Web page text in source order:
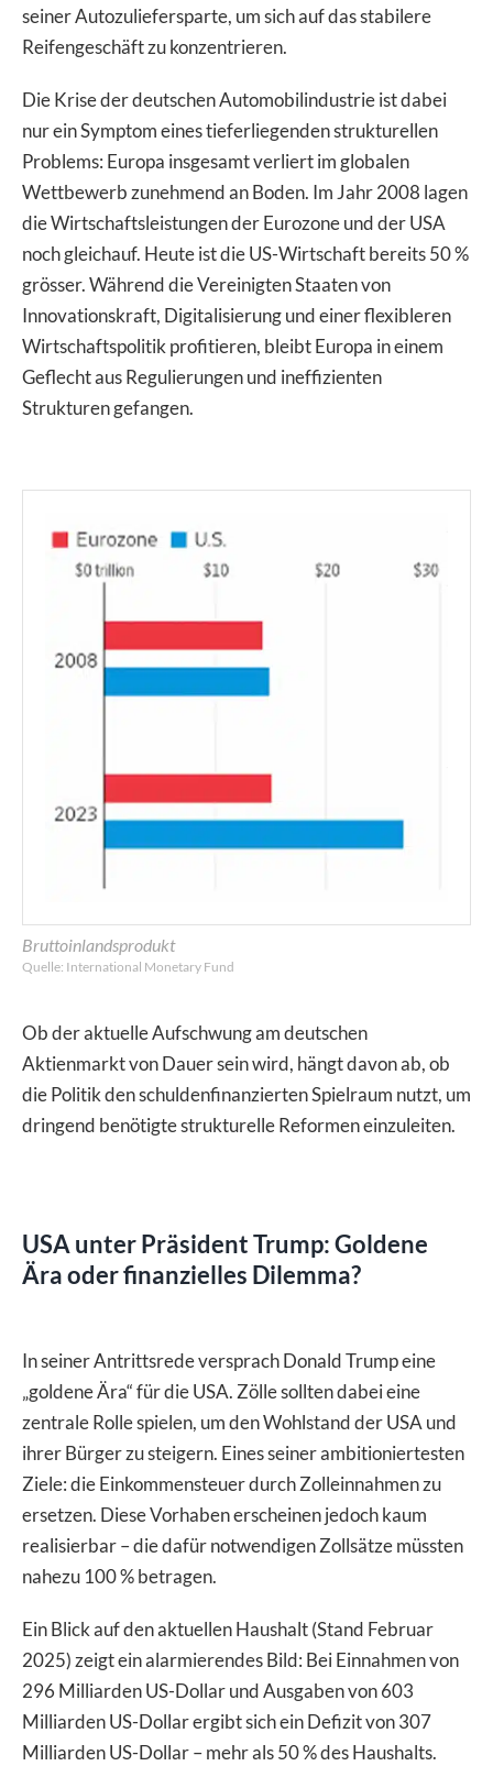
seiner Autozuliefersparte, um sich auf das stabilere
Reifengeschäft zu konzentrieren.
Die Krise der deutschen Automobilindustrie ist dabei
nur ein Symptom eines tieferliegenden strukturellen
Problems: Europa insgesamt verliert im globalen
Wettbewerb zunehmend an Boden. Im Jahr 2008 lagen
die Wirtschaftsleistungen der Eurozone und der USA
noch gleichauf. Heute ist die US-Wirtschaft bereits 50 %
grösser. Während die Vereinigten Staaten von
Innovationskraft, Digitalisierung und einer flexibleren
Wirtschaftspolitik profitieren, bleibt Europa in einem
Geflecht aus Regulierungen und ineffizienten
Strukturen gefangen.
Bruttoinlandsprodukt
Quelle: International Monetary Fund
Ob der aktuelle Aufschwung am deutschen
Aktienmarkt von Dauer sein wird, hängt davon ab, ob
die Politik den schuldenfinanzierten Spielraum nutzt, um
dringend benötigte strukturelle Reformen einzuleiten.
USA unter Präsident Trump: Goldene
Ära oder finanzielles Dilemma?
In seiner Antrittsrede versprach Donald Trump eine
„goldene Ära“ für die USA. Zölle sollten dabei eine
zentrale Rolle spielen, um den Wohlstand der USA und
ihrer Bürger zu steigern. Eines seiner ambitioniertesten
Ziele: die Einkommensteuer durch Zolleinnahmen zu
ersetzen. Diese Vorhaben erscheinen jedoch kaum
realisierbar – die dafür notwendigen Zollsätze müssten
nahezu 100 % betragen.
Ein Blick auf den aktuellen Haushalt (Stand Februar
2025) zeigt ein alarmierendes Bild: Bei Einnahmen von
296 Milliarden US-Dollar und Ausgaben von 603
Milliarden US-Dollar ergibt sich ein Defizit von 307
Milliarden US-Dollar – mehr als 50 % des Haushalts.